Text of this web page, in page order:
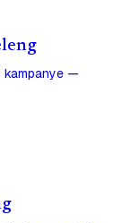
kampanye —